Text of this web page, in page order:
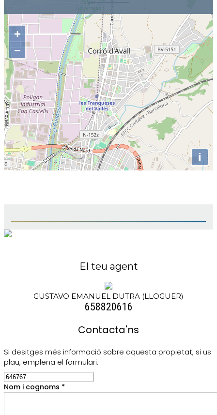
+
−
i
El teu agent
GUSTAVO EMANUEL DUTRA (LLOGUER)
658820616
Contacta'ns
Si desitges més informació sobre aquesta propietat, si us
plau, emplena el formulari.
Nom i cognoms *